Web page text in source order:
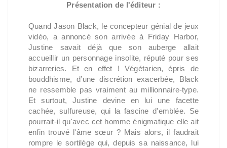
Présentation de l'éditeur :
Quand Jason Black, le concepteur génial de jeux
vidéo, a annoncé son arrivée à Friday Harbor,
Justine savait déjà que son auberge allait
accueillir un personnage insolite, réputé pour ses
bizarreries. Et en effet ! Végétarien, épris de
bouddhisme, d’une discrétion exacerbée, Black
ne ressemble pas vraiment au millionnaire-type.
Et surtout, Justine devine en lui une facette
cachée, sulfureuse, qui la fascine d'emblée. Se
pourrait-il qu'avec cet homme énigmatique elle ait
enfin trouvé l'âme sœur ? Mais alors, il faudrait
rompre le sortilège qui, depuis sa naissance, lui